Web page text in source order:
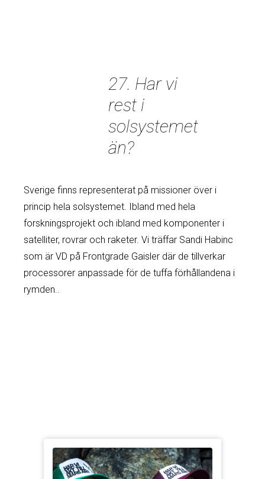
27. Har vi
rest i
solsystemet
än?
Sverige finns representerat på missioner över i
princip hela solsystemet. Ibland med hela
forskningsprojekt och ibland med komponenter i
satelliter, rovrar och raketer. Vi träffar Sandi Habinc
som är VD på Frontgrade Gaisler där de tillverkar
processorer anpassade för de tuffa förhållandena i
rymden..